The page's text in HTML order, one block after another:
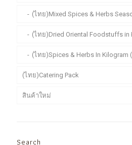
(ไทย)Mixed Spices & Herbs
(ไทย)Dried Oriental Foodstuffs in
(ไทย)Spices & Herbs In Kilogram
(ไทย)Catering Pack
สินค้าใหม่
Search